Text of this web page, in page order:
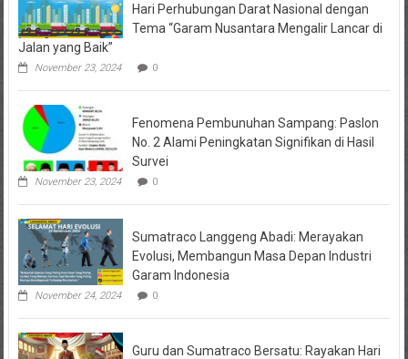
Hari Perhubungan Darat Nasional dengan
Tema “Garam Nusantara Mengalir Lancar di
Jalan yang Baik”
November 23, 2024 0
Fenomena Pembunuhan Sampang: Paslon
No. 2 Alami Peningkatan Signifikan di Hasil
Survei
November 23, 2024 0
Sumatraco Langgeng Abadi: Merayakan
Evolusi, Membangun Masa Depan Industri
Garam Indonesia
November 24, 2024 0
Guru dan Sumatraco Bersatu: Rayakan Hari